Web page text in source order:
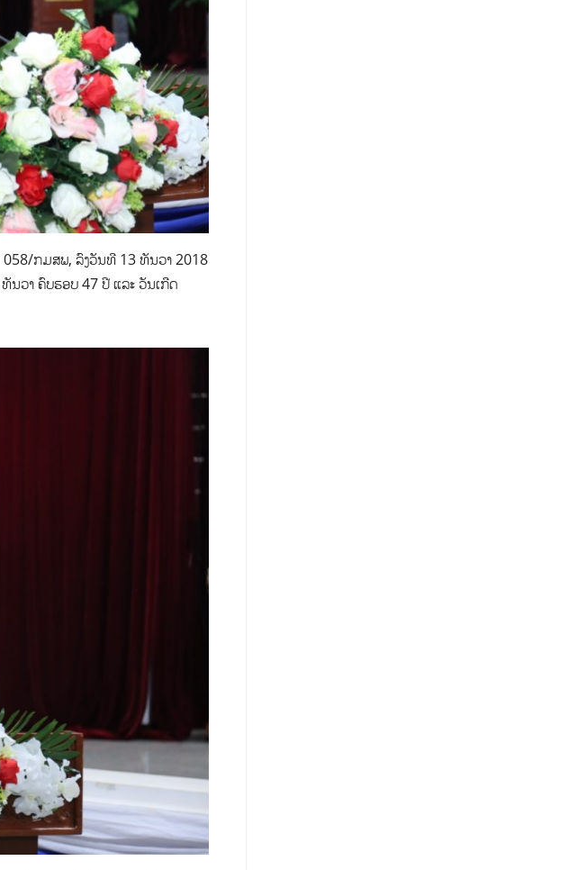
ກມສພ, ລົງວັນທີ 13 ທັນວາ 2018
ນວາ ຄົບຮອບ 47 ປີ ແລະ ວັນເກີດ